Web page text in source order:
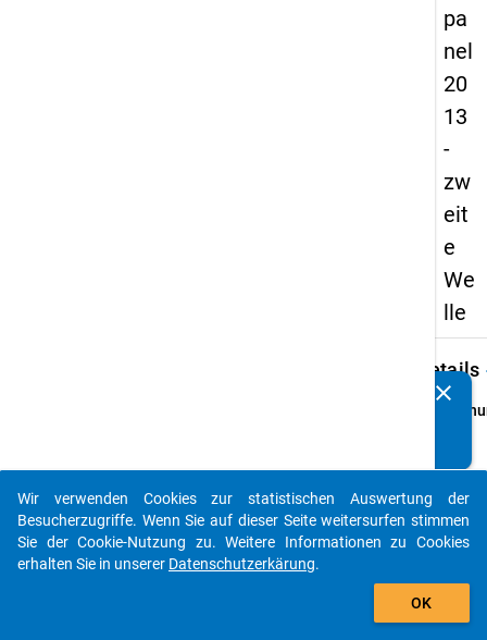
pa
nel
20
13
-
zw
eit
e
We
lle
Details
info
Die
clear
auto_stories
add_shopping_cart
Wir verwenden Cookies zur statistischen Auswertung der
Besucherzugriffe. Wenn Sie auf dieser Seite weitersurfen stimmen
Sie der Cookie-Nutzung zu. Weitere Informationen zu Cookies
erhalten Sie in unserer Datenschutzerkärung.
OK